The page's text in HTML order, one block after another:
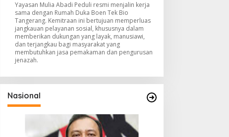
Yayasan Mulia Abadi Peduli resmi menjalin kerja
sama dengan Rumah Duka Boen Tek Bio
Tangerang. Kemitraan ini bertujuan memperluas
jangkauan pelayanan sosial, khususnya dalam
memberikan dukungan yang layak, manusiawi,
dan terjangkau bagi masyarakat yang
membutuhkan jasa pemakaman dan pengurusan
jenazah.
Nasional